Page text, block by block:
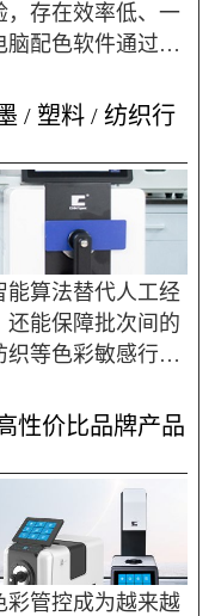
，存在效率低、一
配色软件通过光
效率与颜色准确
配工具。2026
/ 塑料 / 纺织行
能算法替代人工经
能保障批次间的
等色彩敏感行业
逻辑、原料体系
印刷适性与透明
性价比品牌产品
彩管控成为越来越